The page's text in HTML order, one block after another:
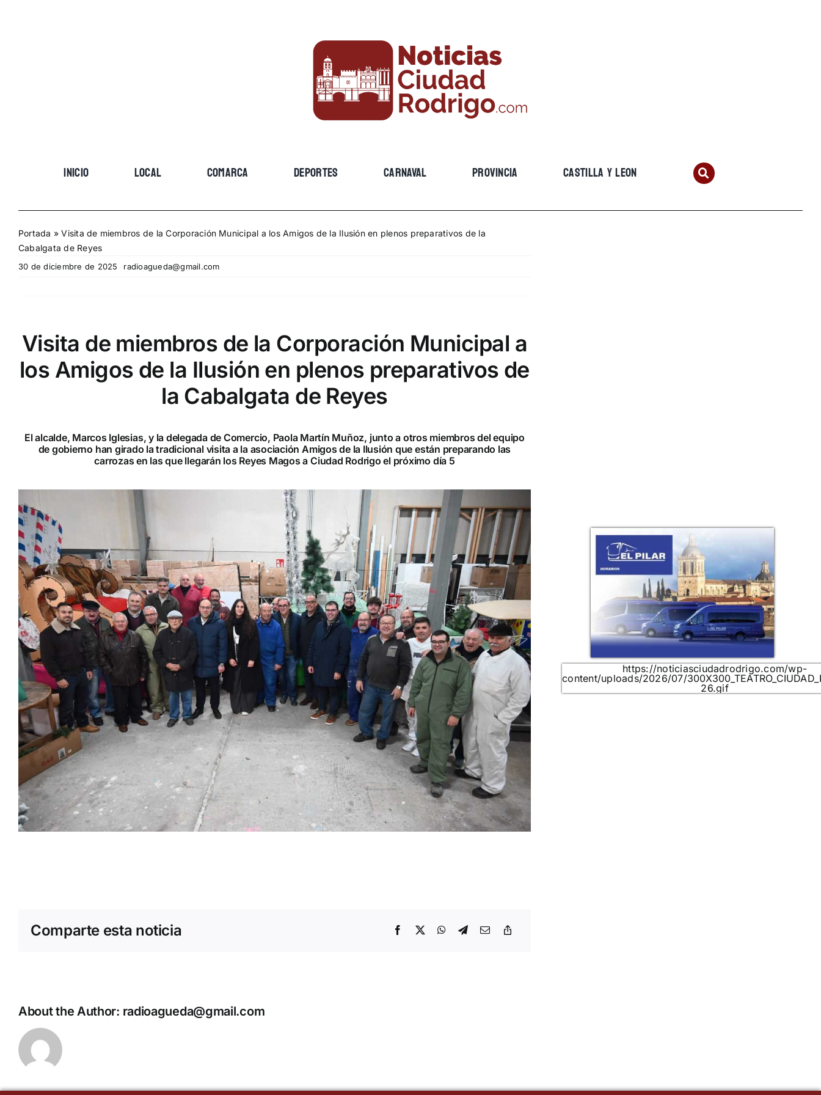
INICIO LOCAL COMARCA DEPORTES CARNAVAL PROVINCIA CASTILLA Y LEON
Portada »Visita de miembros de la Corporación Municipal a los Amigos de la Ilusión en plenos preparativos de la
Cabalgata de Reyes
30 de diciembre de 2025 radioagueda@gmail.com
Visita de miembros de la Corporación Municipal a
los Amigos de la Ilusión en plenos preparativos de
la Cabalgata de Reyes
El alcalde, Marcos Iglesias, y la delegada de Comercio, Paola Martín Muñoz, junto a otros miembros del equipo
de gobierno han girado la tradicional visita a la asociación Amigos de la Ilusión que están preparando las
carrozas en las que llegarán los Reyes Magos a Ciudad Rodrigo el próximo día 5
Comparte esta noticia
https://noticiasciudadrodrigo.com/wp-
content/uploads/2026/07/
26.gif
About the Author: radioagueda@gmail.com